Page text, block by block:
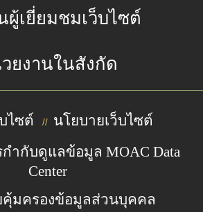
ผู้เยี่ยมชมเว็บไซต์
ยงานในสังกัด
ไซต์ // นโยบายเว็บไซต์
ำกับดูแลข้อมูล MOAC Data
Center
คุ้มครองข้อมูลส่วนบุคคล